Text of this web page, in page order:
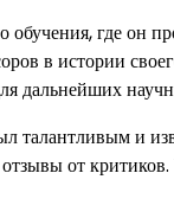
где он
в истории
дальнейших
талантливым и
от